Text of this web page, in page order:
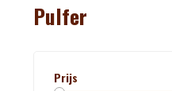
Pulfer
Prijs